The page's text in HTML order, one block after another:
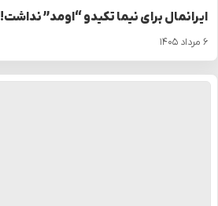
ایرانمال برای نیما تکیدو “اومد” نداشت!
۶ مرداد ۱۴۰۵